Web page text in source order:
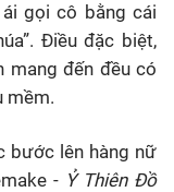
gọi cô bằng cái
Điều đặc biệt,
mang đến đều có
mềm.
bước lên hàng nữ
- Ỷ Thiên Đồ